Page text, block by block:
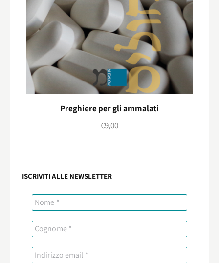
Preghiere per gli ammalati
€9,00
ISCRIVITI ALLE NEWSLETTER